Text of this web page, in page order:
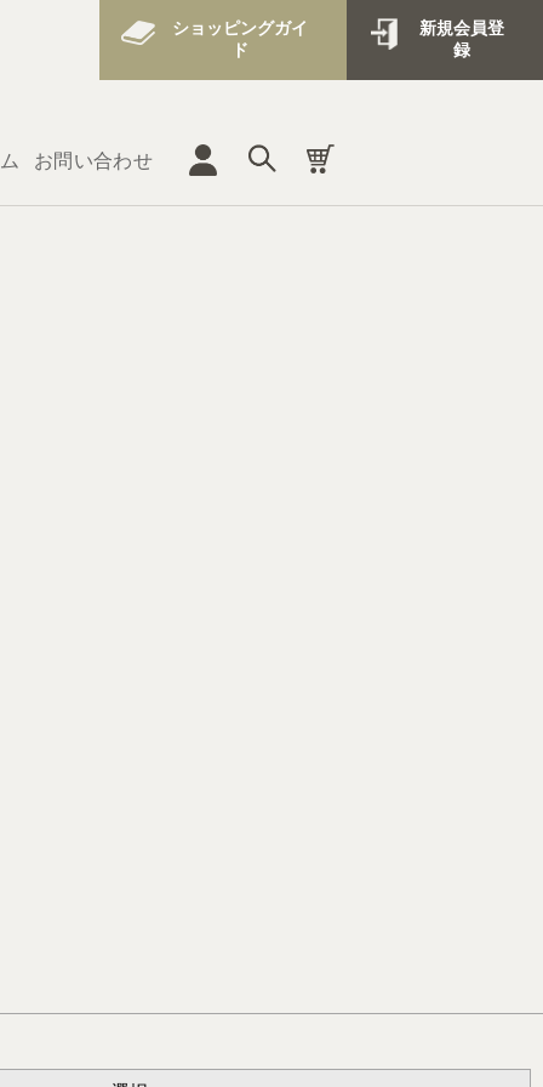
ショッピングガイ
ド
新規会員登
録
お問い合わせ